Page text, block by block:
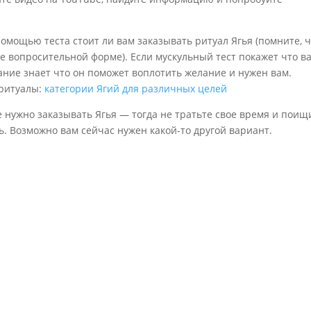
теста стоит ли вам заказывать ритуал Ягья (помните,
вопросительной форме). Если мускульный тест покажет что
знает что он поможет воплотить желание и нужен вам.
категории Ягий для различных целей
заказывать Ягья — тогда не тратьте свое время и
Возможно вам сейчас нужен какой-то другой вариант.